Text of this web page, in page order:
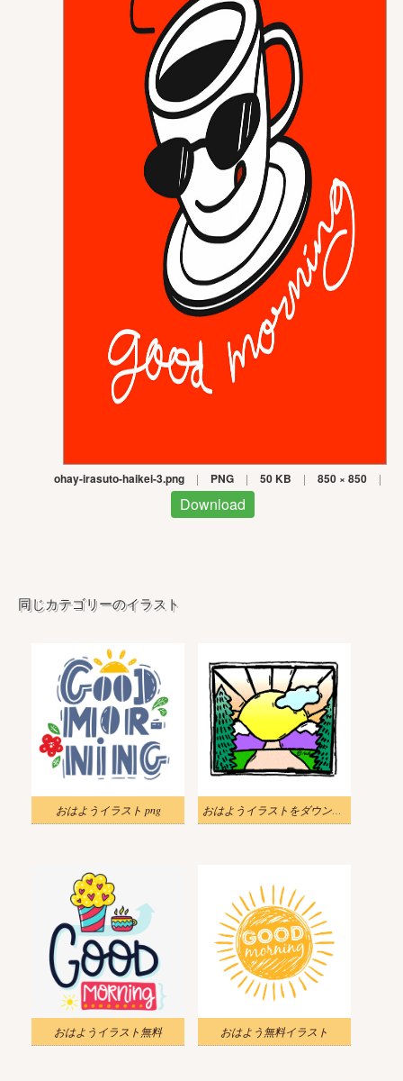
ohay-irasuto-haikei-3.png | PNG | 50 KB | 850 × 850 |
Download
同じカテゴリーのイラスト
おはようイラスト png おはようイラストをダウンロード
おはようイラスト無料 おはよう無料イラスト